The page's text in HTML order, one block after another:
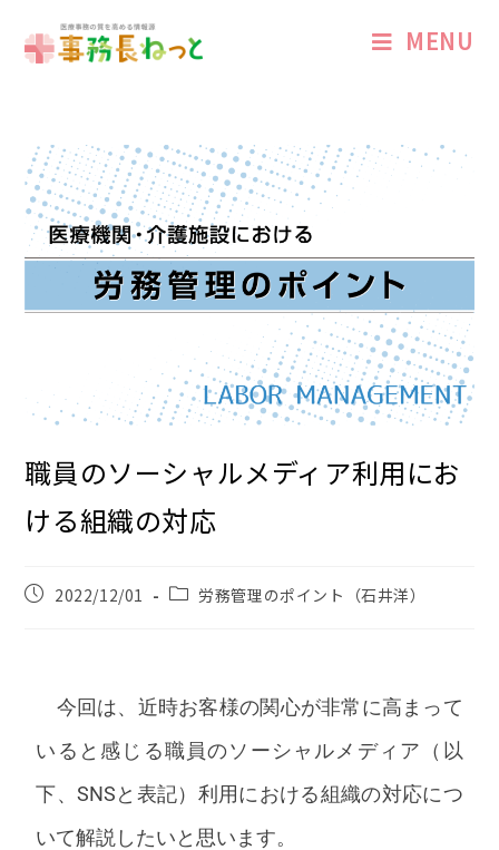
MENU
職員のソーシャルメディア利用にお
ける組織の対応
2022/12/01 労務管理のポイント（石井洋）
今回は、近時お客様の関心が非常に高まって
いると感じる職員のソーシャルメディア（以
下、SNSと表記）利用における組織の対応につ
いて解説したいと思います。